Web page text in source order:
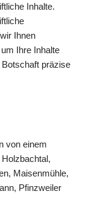
Inhalte.
Ihnen
Ihre Inhalte
präzise
von einem
Maisenmühle,
Pfinzweiler